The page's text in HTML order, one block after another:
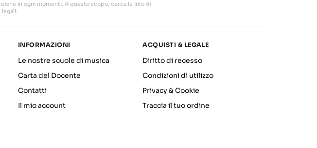
in ogni momenti. A questo scopo, cerca le info di
INFORMAZIONI
Le nostre scuole di musica
Carta del Docente
Contatti
Il mio account
ACQUISTI & LEGALE
Diritto di recesso
Condizioni di utilizzo
Privacy & Cookie
Traccia il tuo ordine